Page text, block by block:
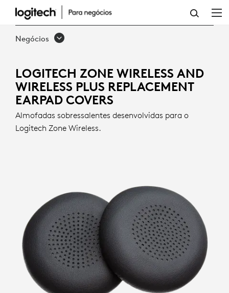
ALMOFADAS
SOBRESSALENTES
LOGITECH
ZONE
WIRELESS
Negócios
LOGITECH ZONE WIRELESS AND
WIRELESS PLUS REPLACEMENT
EARPAD COVERS
Almofadas sobressalentes desenvolvidas para o
Logitech Zone Wireless.